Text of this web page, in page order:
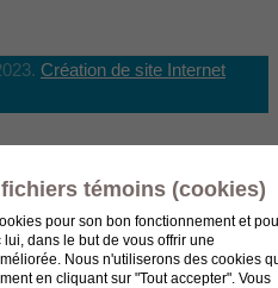
Création de site Internet
témoins (cookies)
pour son bon fonctionnement et
dans le but de vous offrir une
Nous n'utiliserons des cookies
en cliquant sur "Tout accepter". Vous